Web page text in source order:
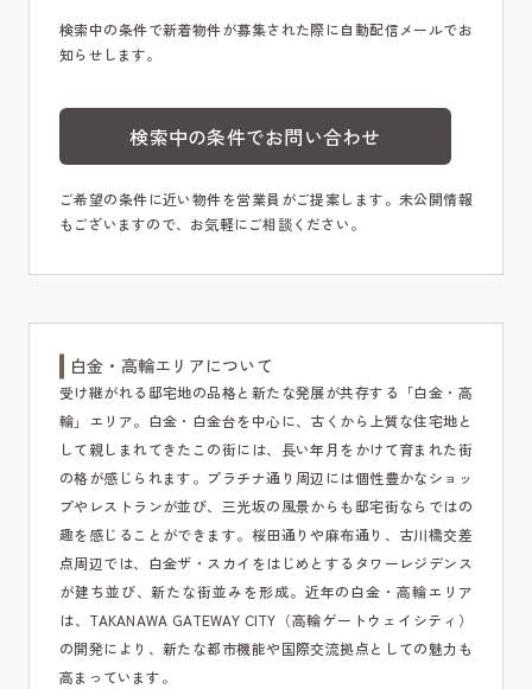
検索中の条件で新着物件が募集された際に自動配信メールでお
知らせします。
検索中の条件でお問い合わせ
ご希望の条件に近い物件を営業員がご提案します。未公開情報
もございますので、お気軽にご相談ください。
白金・高輪エリアについて
受け継がれる邸宅地の品格と新たな発展が共存する「白金・高
輪」エリア。白金・白金台を中心に、古くから上質な住宅地と
して親しまれてきたこの街には、長い年月をかけて育まれた街
の格が感じられます。プラチナ通り周辺には個性豊かなショッ
プやレストランが並び、三光坂の風景からも邸宅街ならではの
趣を感じることができます。桜田通りや麻布通り、古川橋交差
点周辺では、白金ザ・スカイをはじめとするタワーレジデンス
が建ち並び、新たな街並みを形成。近年の白金・高輪エリア
は、TAKANAWA GATEWAY CITY（高輪ゲートウェイシティ）
の開発により、新たな都市機能や国際交流拠点としての魅力も
高まっています。